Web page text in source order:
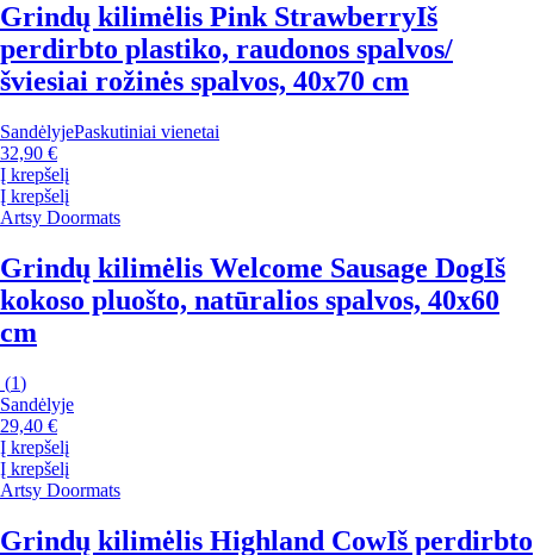
Grindų kilimėlis Pink StrawberryIš
perdirbto plastiko, raudonos spalvos/
šviesiai rožinės spalvos, 40x70 cm
SandėlyjePaskutiniai vienetai
32,90 €
Į krepšelį
Į krepšelį
Artsy Doormats
Grindų kilimėlis Welcome Sausage DogIš
kokoso pluošto, natūralios spalvos, 40x60
cm
(1)
Sandėlyje
29,40 €
Į krepšelį
Į krepšelį
Artsy Doormats
Grindų kilimėlis Highland CowIš perdirbto